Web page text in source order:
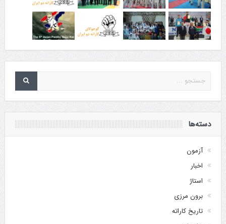
دسته‌ها
آزمون
اخبار
استاژ
برون مرزی
تاریخ کاراته